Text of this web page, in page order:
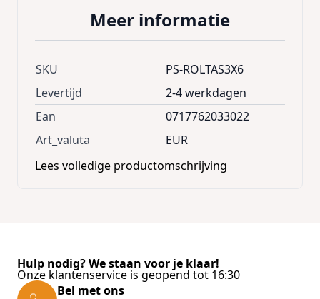
Meer informatie
SKU
PS-ROLTAS3X6
Levertijd
2-4 werkdagen
Ean
0717762033022
Art_valuta
EUR
Lees volledige productomschrijving
Hulp nodig? We staan voor je klaar!
Onze klantenservice is geopend tot 16:30
Bel met ons